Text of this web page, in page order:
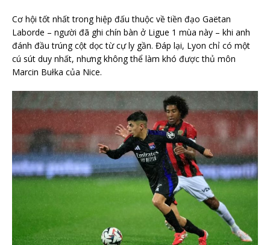
Cơ hội tốt nhất trong hiệp đấu thuộc về tiền đạo Gaëtan
Laborde – người đã ghi chín bàn ở Ligue 1 mùa này – khi anh
đánh đầu trúng cột dọc từ cự ly gần. Đáp lại, Lyon chỉ có một
cú sút duy nhất, nhưng không thể làm khó được thủ môn
Marcin Bułka của Nice.